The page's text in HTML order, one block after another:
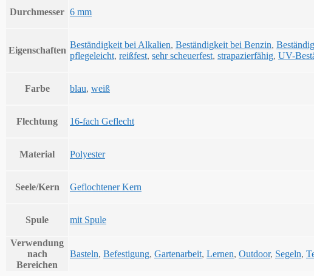
Durchmesser 6 mm
Eigenschaften
Beständigkeit bei Alkalien, Beständigkeit bei Benzin,
pflegeleicht, reißfest, sehr scheuerfest, strapazierfähig, UV-
Farbe blau, weiß
Flechtung 16-fach Geflecht
Material Polyester
Seele/Kern Geflochtener Kern
Spule mit Spule
Verwendung
nach
Bereichen
Basteln, Befestigung, Gartenarbeit, Lernen, Outdoor, Segeln,